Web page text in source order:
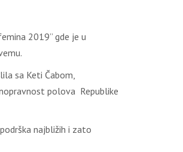
2019” gde je u
sa Keti Čabom,
polova Republike
najbližih i zato